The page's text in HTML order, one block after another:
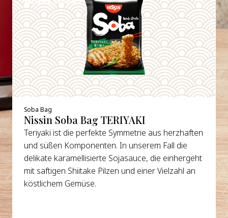
Soba Bag
Nissin Soba Bag TERIYAKI
Teriyaki ist die perfekte Symmetrie aus herzhaften
und süßen Komponenten. In unserem Fall die
delikate karamellisierte Sojasauce, die einhergeht
mit saftigen Shiitake Pilzen und einer Vielzahl an
köstlichem Gemüse.